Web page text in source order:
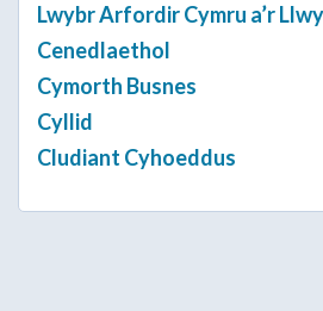
Lwybr Arfordir Cymru a’r
Cenedlaethol
Cymorth Busnes
Cyllid
Cludiant Cyhoeddus